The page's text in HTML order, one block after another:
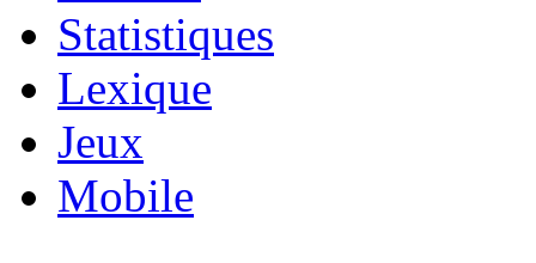
Statistiques
Lexique
Jeux
Mobile